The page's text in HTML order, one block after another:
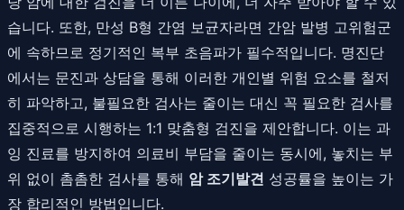
습니다. 또한, 만성 B형 간염 보균자라면 간암 발병 고위험군
에 속하므로 정기적인 복부 초음파가 필수적입니다. 명진단
에서는 문진과 상담을 통해 이러한 개인별 위험 요소를 철저
히 파악하고, 불필요한 검사는 줄이는 대신 꼭 필요한 검사를
집중적으로 시행하는 1:1 맞춤형 검진을 제안합니다. 이는 과
잉 진료를 방지하여 의료비 부담을 줄이는 동시에, 놓치는 부
위 없이 촘촘한 검사를 통해 암 조기발견 성공률을 높이는 가
장 합리적인 방법입니다.